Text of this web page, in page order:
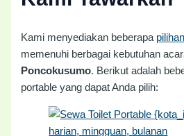
Kami menyediakan beberapa
memenuhi berbagai kebutuhan
Poncokusumo. Berikut adalah
portable yang dapat Anda pilih: